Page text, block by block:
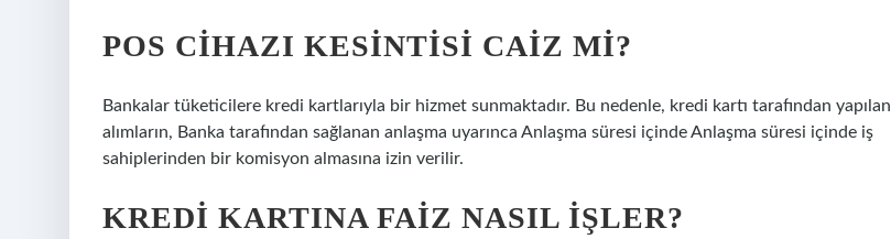
POS CIHAZI KESINTISI CAIZ MI?
Bankalar tüketicilere kredi kartlarıyla bir hizmet sunmaktadır. Bu nedenle, kredi kartı tarafından yapılan
alımların, Banka tarafından sağlanan anlaşma uyarınca Anlaşma süresi içinde Anlaşma süresi içinde iş
sahiplerinden bir komisyon almasına izin verilir.
KREDI KARTINA FAIZ NASIL IŞLER?